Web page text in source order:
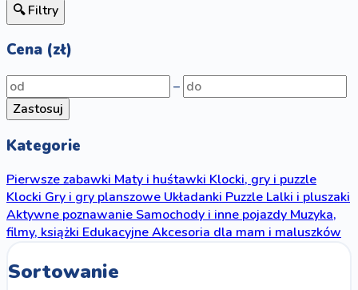
🔍 Filtry
Cena (zł)
–
Zastosuj
Kategorie
Pierwsze zabawkiMaty i huśtawkiKlocki, gry i puzzle
KlockiGry i gry planszoweUkładankiPuzzleLalki i pluszaki
Aktywne poznawanieSamochody i inne pojazdyMuzyka,
filmy, książkiEdukacyjneAkcesoria dla mam i maluszków
Sortowanie